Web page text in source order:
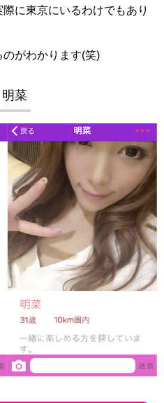
に東京にいるわけでもあり
がわかります(笑)
菜